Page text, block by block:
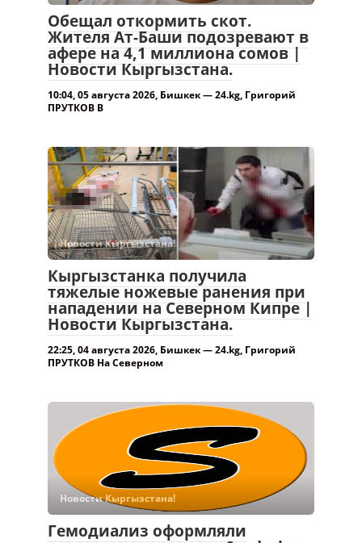
Обещал откормить скот.
Жителя Ат-Баши подозревают в
афере на 4,1 миллиона сомов |
Новости Кыргызстана.
10:04, 05 августа 2026, Бишкек — 24.kg, Григорий
ПРУТКОВ В
Новости Кыргызстана!
Кыргызстанка получила
тяжелые ножевые ранения при
нападении на Северном Кипре |
Новости Кыргызстана.
22:25, 04 августа 2026, Бишкек — 24.kg, Григорий
ПРУТКОВ На Северном
Новости Кыргызстана!
Гемодиализ оформляли